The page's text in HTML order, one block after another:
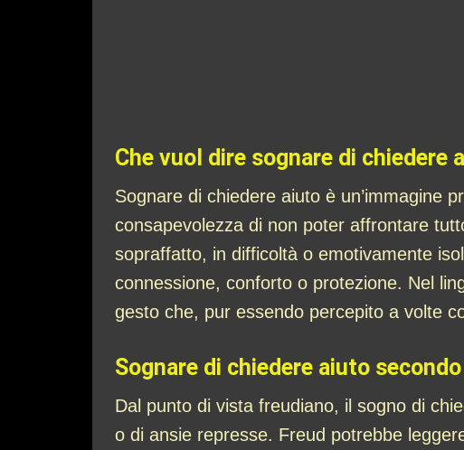
Che vuol dire sognare di chiedere
Sognare di chiedere aiuto è un’immagine
consapevolezza di non poter affrontare
sopraffatto, in difficoltà o emotivamente
connessione, conforto o protezione. Nel
gesto che, pur essendo percepito a volte
Sognare di chiedere aiuto
Dal punto di vista freudiano, il sogno di
o di ansie represse. Freud potrebbe